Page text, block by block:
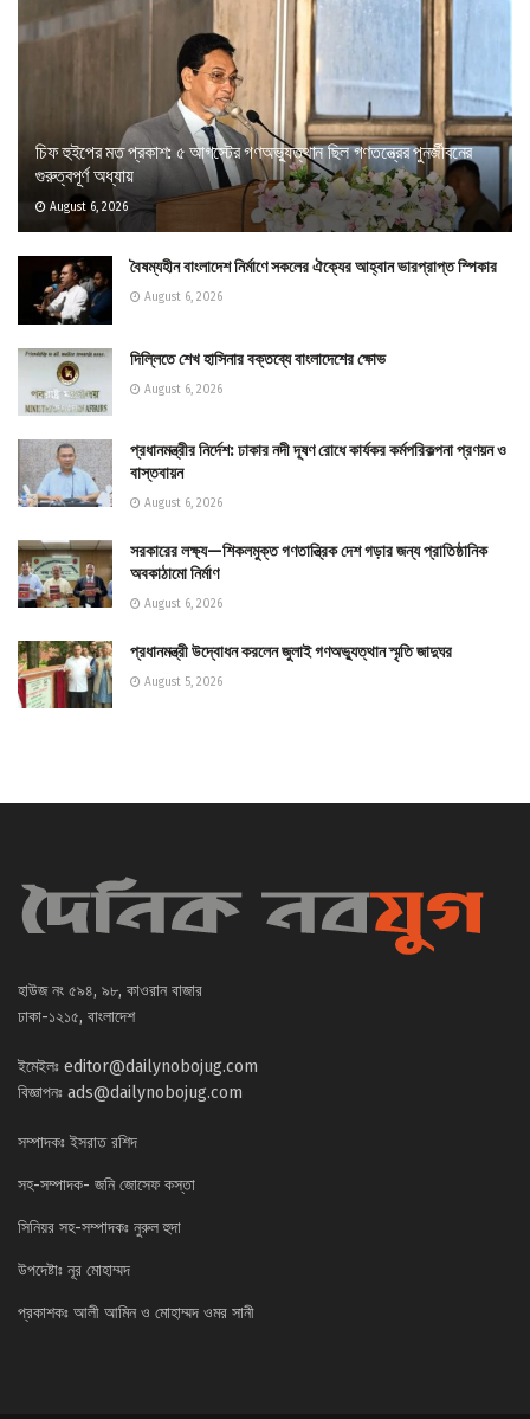
চিফ হুইপের মত প্রকাশ: ৫ আগস্টের গণঅভ্যুত্থান ছিল গণতন্ত্রের পুনর্জীবনের
গুরুত্বপূর্ণ অধ্যায়
August 6, 2026
বৈষম্যহীন বাংলাদেশ নির্মাণে সকলের ঐক্যের আহ্বান ভারপ্রাপ্ত স্পিকার
August 6, 2026
দিল্লিতে শেখ হাসিনার বক্তব্যে বাংলাদেশের ক্ষোভ
August 6, 2026
প্রধানমন্ত্রীর নির্দেশ: ঢাকার নদী দূষণ রোধে কার্যকর কর্মপরিকল্পনা প্রণয়ন ও
বাস্তবায়ন
August 6, 2026
সরকারের লক্ষ্য—শিকলমুক্ত গণতান্ত্রিক দেশ গড়ার জন্য প্রাতিষ্ঠানিক
অবকাঠামো নির্মাণ
August 6, 2026
প্রধানমন্ত্রী উদ্বোধন করলেন জুলাই গণঅভ্যুত্থান স্মৃতি জাদুঘর
August 5, 2026
হাউজ নং ৫৯৪, ৯৮, কাওরান বাজার
ঢাকা-১২১৫, বাংলাদেশ
ইমেইলঃ editor@dailynobojug.com
বিজ্ঞাপনঃ ads@dailynobojug.com
সম্পাদকঃ ইসরাত রশিদ
সহ-সম্পাদক- জনি জোসেফ কস্তা
সিনিয়র সহ-সম্পাদকঃ নুরুল হুদা
উপদেষ্টাঃ নূর মোহাম্মদ
প্রকাশকঃ আলী আমিন ও মোহাম্মদ ওমর সানী